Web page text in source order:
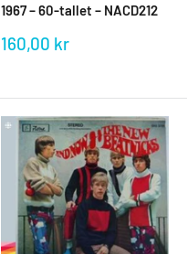
1967 – 60-tallet – NACD212
Salgspris
160,00 kr